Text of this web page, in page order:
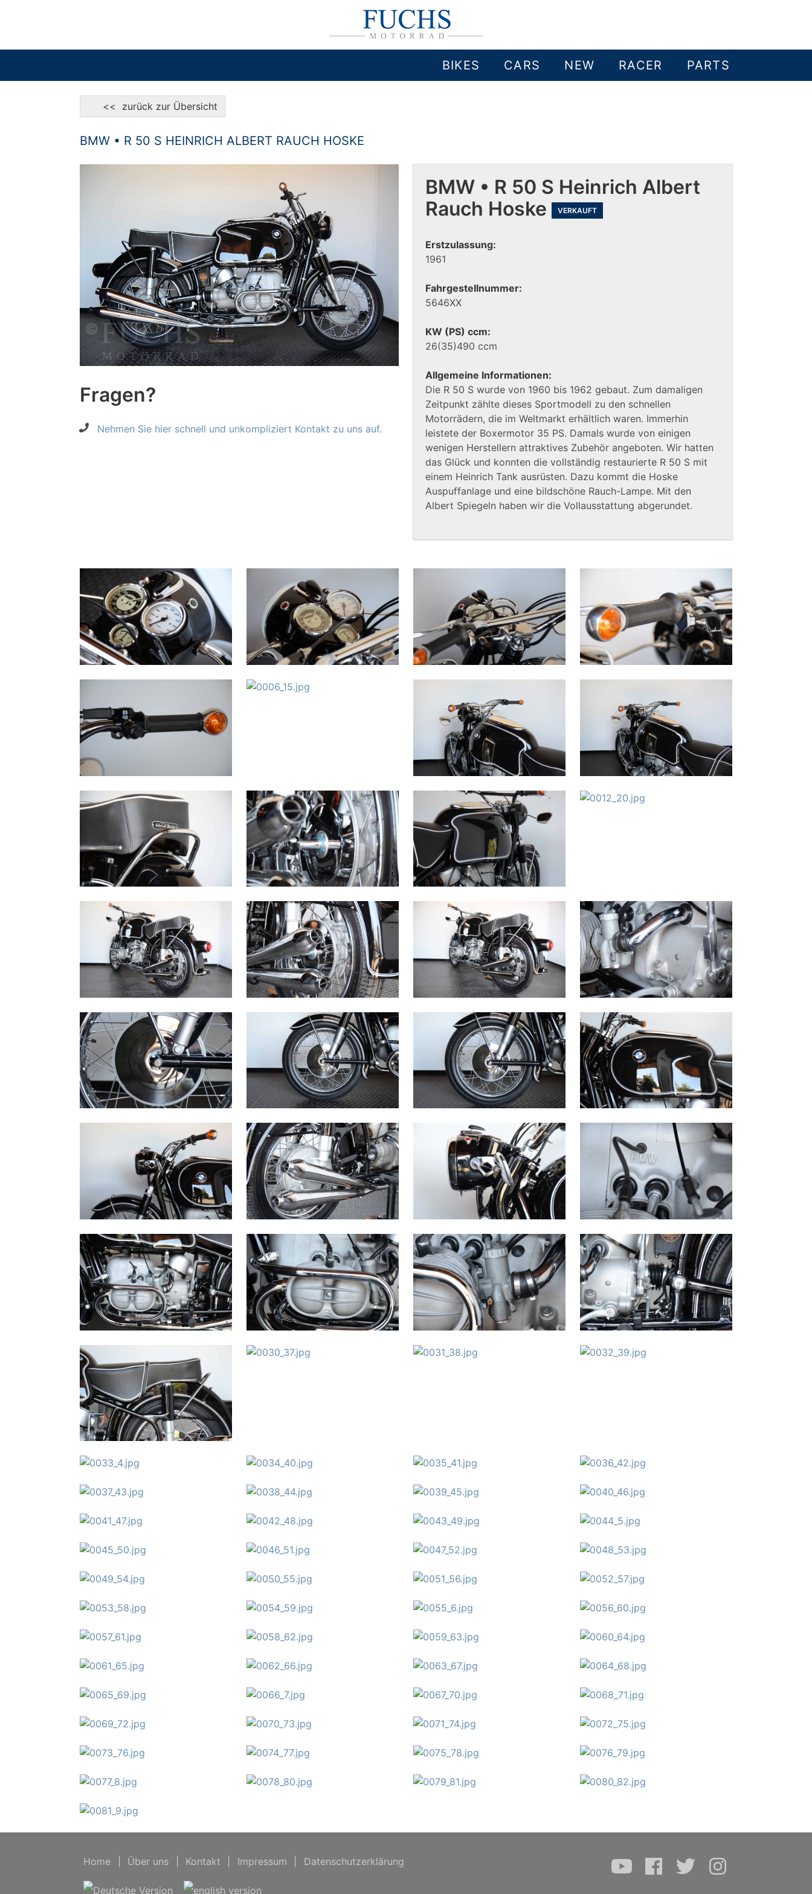
BIKES CARS NEW RACER PARTS
<< zurück zur Übersicht
BMW • R 50 S HEINRICH ALBERT RAUCH HOSKE
Fragen?
Nehmen Sie hier schnell und unkompliziert Kontakt zu uns auf.
BMW • R 50 S Heinrich Albert
Rauch Hoske
VERKAUFT
Erstzulassung:
1961
Fahrgestellnummer:
5646XX
KW (PS) ccm:
26(35)490 ccm
Allgemeine Informationen:
Die R 50 S wurde von 1960 bis 1962 gebaut. Zum damaligen
Zeitpunkt zählte dieses Sportmodell zu den schnellen
Motorrädern, die im Weltmarkt erhältlich waren. Immerhin
leistete der Boxermotor 35 PS. Damals wurde von einigen
wenigen Herstellern attraktives Zubehör angeboten. Wir hatten
das Glück und konnten die vollständig restaurierte R 50 S mit
einem Heinrich Tank ausrüsten. Dazu kommt die Hoske
Auspuffanlage und eine bildschöne Rauch-Lampe. Mit den
Albert Spiegeln haben wir die Vollausstattung abgerundet.
Home Über uns Kontakt Impressum Datenschutzerklärung